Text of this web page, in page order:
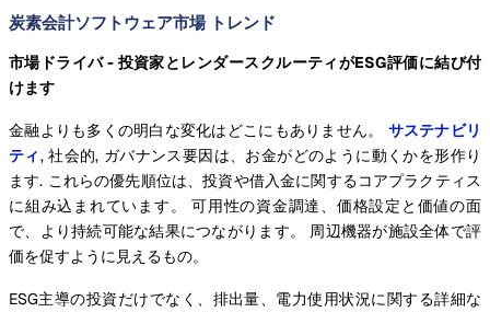
炭素会計ソフトウェア市場 トレンド
市場ドライバ - 投資家とレンダースクルーティがESG評価に結び付
けます
金融よりも多くの明白な変化はどこにもありません。 サステナビリ
ティ, 社会的, ガバナンス要因は、お金がどのように動くかを形作り
ます. これらの優先順位は、投資や借入金に関するコアプラクティス
に組み込まれています。 可用性の資金調達、価格設定と価値の面
で、より持続可能な結果につながります。 周辺機器が施設全体で評
価を促すように見えるもの。
ESG主導の投資だけでなく、排出量、電力使用状況に関する詳細な